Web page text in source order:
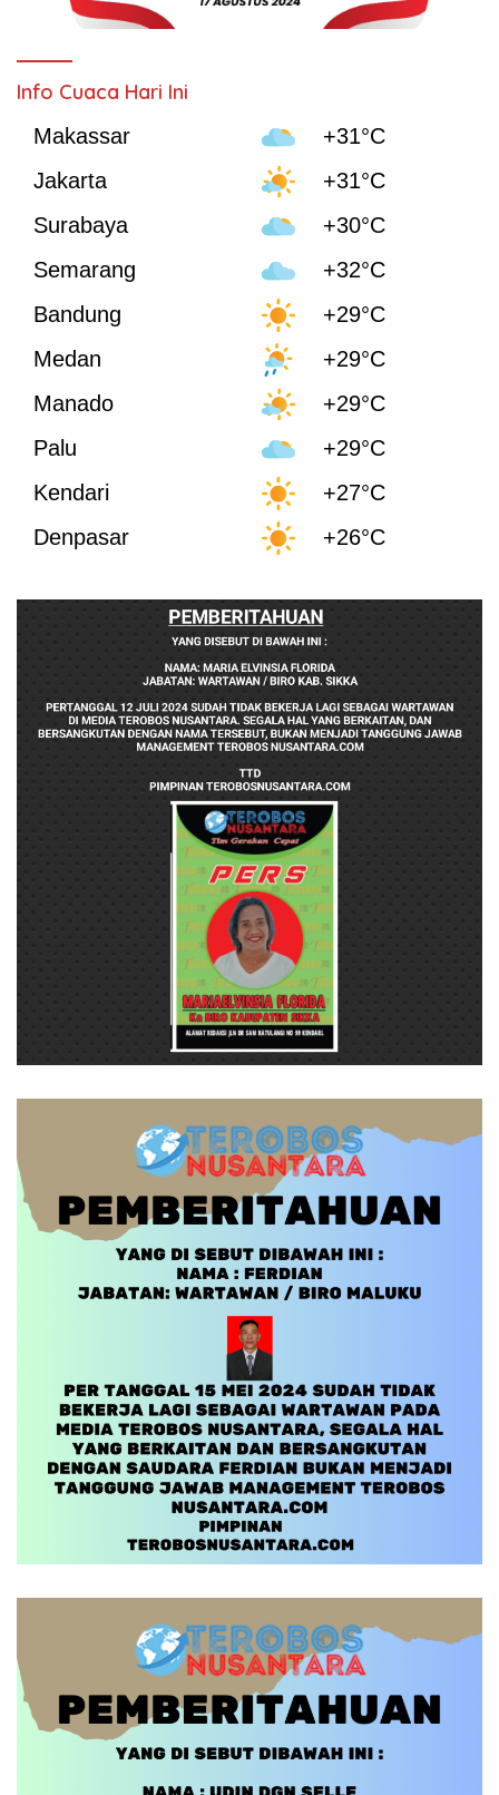
Info Cuaca Hari Ini
Makassar
+31°C
Jakarta
+31°C
Surabaya
+30°C
Semarang
+32°C
Bandung
+29°C
Medan
+29°C
Manado
+29°C
Palu
+29°C
Kendari
+27°C
Denpasar
+26°C